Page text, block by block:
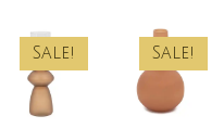
Sale! Sale!